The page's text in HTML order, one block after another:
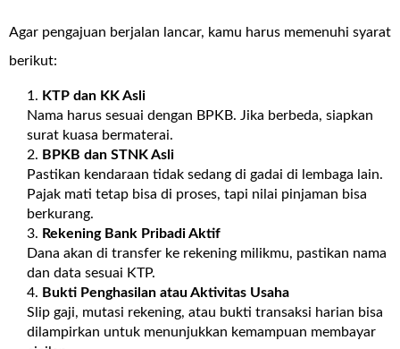
Agar pengajuan berjalan lancar, kamu harus memenuhi syarat
berikut:
KTP dan KK Asli
Nama harus sesuai dengan BPKB. Jika berbeda, siapkan
surat kuasa bermaterai.
BPKB dan STNK Asli
Pastikan kendaraan tidak sedang di gadai di lembaga lain.
Pajak mati tetap bisa di proses, tapi nilai pinjaman bisa
berkurang.
Rekening Bank Pribadi Aktif
Dana akan di transfer ke rekening milikmu, pastikan nama
dan data sesuai KTP.
Bukti Penghasilan atau Aktivitas Usaha
Slip gaji, mutasi rekening, atau bukti transaksi harian bisa
dilampirkan untuk menunjukkan kemampuan membayar